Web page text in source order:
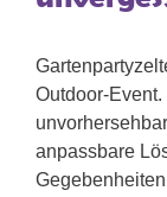
Outdoor-
anpassbare